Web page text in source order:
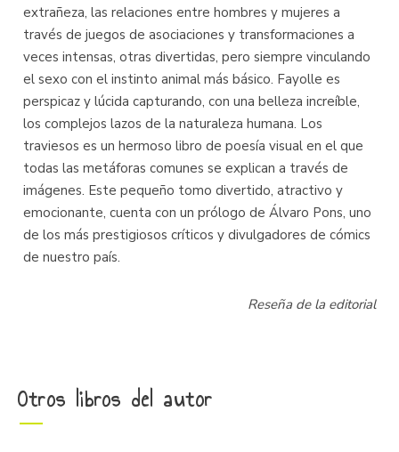
extrañeza, las relaciones entre hombres y mujeres a
través de juegos de asociaciones y transformaciones a
veces intensas, otras divertidas, pero siempre vinculando
el sexo con el instinto animal más básico. Fayolle es
perspicaz y lúcida capturando, con una belleza increíble,
los complejos lazos de la naturaleza humana. Los
traviesos es un hermoso libro de poesía visual en el que
todas las metáforas comunes se explican a través de
imágenes. Este pequeño tomo divertido, atractivo y
emocionante, cuenta con un prólogo de Álvaro Pons, uno
de los más prestigiosos críticos y divulgadores de cómics
de nuestro país.
Reseña de la editorial
Otros libros del autor